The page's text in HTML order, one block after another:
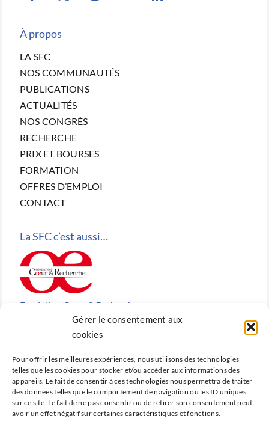
Gérer le consentement aux
cookies
Pour offrir les meilleures expériences, nous utilisons des technologies
telles que les cookies pour stocker et/ou accéder aux informations des
appareils. Le fait de consentir à ces technologies nous permettra de traiter
des données telles que le comportement de navigation ou les ID uniques
sur ce site. Le fait de ne pas consentir ou de retirer son consentement peut
avoir un effet négatif sur certaines caractéristiques et fonctions.
À propos
LA SFC
NOS COMMUNAUTÉS
PUBLICATIONS
ACTUALITÉS
NOS CONGRÈS
RECHERCHE
PRIX ET BOURSES
FORMATION
OFFRES D’EMPLOI
CONTACT
La SFC c’est aussi…
Fondation Cœur & Recherche
Reconnue d’utilité publique, la Fondation Cœur &
créée en 2010 par la SFC.